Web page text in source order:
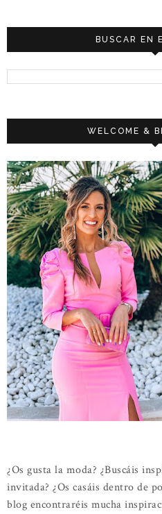
BUSCAR EN
WELCOME &
¿Os gusta la moda? ¿Buscáis
invitada? ¿Os casáis dentro de
blog encontraréis mucha